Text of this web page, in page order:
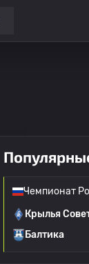
Чемпионат
Крылья
Балтика